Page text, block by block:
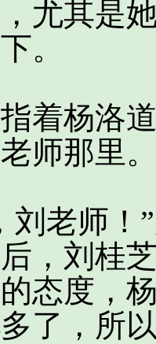
尤其是
。
杨洛道
师那里
老师！”
，刘桂
态度，
了，所